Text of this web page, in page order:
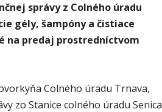
správy z Colného úradu
gély, šampóny a čistiace
na predaj prostredníctvom
Colného úradu Trnava,
zo Stanice colného úradu Senica